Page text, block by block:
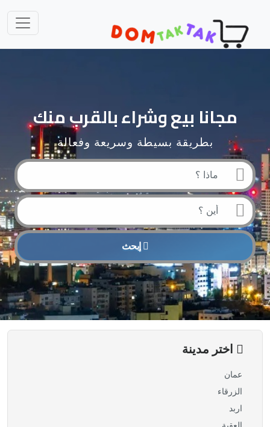
مجانا بيع وشراء بالقرب منك
بطريقة بسيطة وسريعة وفعالة
إبحث
اختر مدينة
عمان
الزرقاء
اربد